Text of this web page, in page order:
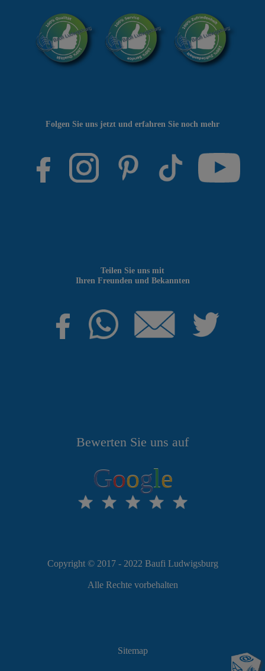
Bewerten Sie uns auf
Google
Teilen Sie uns mit
Ihren Freunden und Bekannten
Folgen Sie uns jetzt und erfahren Sie noch mehr
Copyright © 2017 - 2022 Baufi Ludwigsburg
Alle Rechte vorbehalten
Sitemap